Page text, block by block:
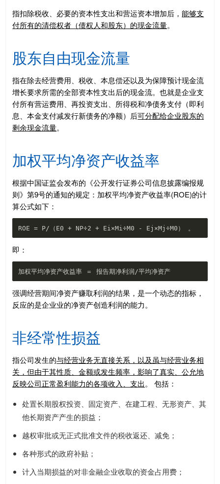
指扣除税收、必要的资本性支出和营运资本增加后，能够支
付所有的清偿权者（债权人和股东）的现金流量。
股东自由现金流量
指在除去经营费用、税收、本息偿还以及为保障预计现金流
增长要求所需的全部资本性支出后的现金流。也就是企业支
付所有营运费用、再投资支出、所得税和净债务支付（即利
息、本金支付减发行新债务的净额）后可分配给企业股东的
剩余现金流量。
加权平均净资产收益率
根据中国证监会发布的《公开发行证券公司信息披露编报规
则》第9号的通知的规定：加权平均净资产收益率(ROE)的计
算公式如下：
即：
强调经营期间净资产赚取利润的结果，是一个动态的指标，
反应的是企业业的净资产创造利润的能力。
非经常性损益
指公司发生的与经营业务无直接关系，以及虽与经营业务相
关，但由于其性质、金额或发生频率，影响了真实、公允地
反映公司正常盈利能力的各项收入、支出。 包括：
处置长期股权投资、固定资产、在建工程、无形资产、其
他长期资产产生的损益；
越权审批或无正式批准文件的税收返还、减免；
各种形式的政府补贴；
计入当期损益的对非金融企业收取的资金占用费；